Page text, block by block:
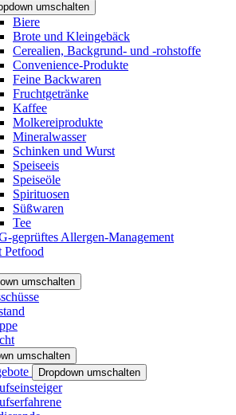
umschalten
Biere
Brote und Kleingebäck
Cerealien, Backgrund- und -rohstoffe
Convenience-Produkte
Feine Backwaren
Fruchtgetränke
Kaffee
Molkereiprodukte
Mineralwasser
Schinken und Wurst
Speiseeis
Speiseöle
Spirituosen
Süßwaren
Tee
geprüftes Allergen-Management
Petfood
umschalten
umschalten
Dropdown umschalten